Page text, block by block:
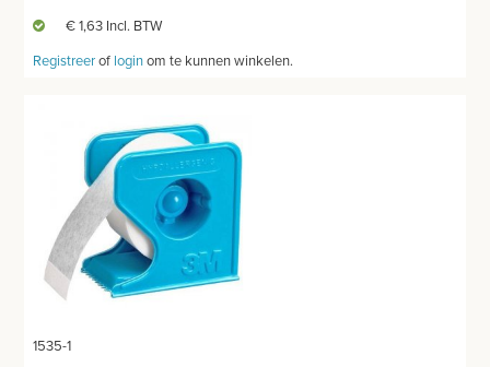
HECHTINGSMATERIAAL
THUISZORG
APPARATUUR EN DIAGNOSE
€ 1,63 Incl. BTW
Registreerof loginom te kunnen winkelen.
1535-1